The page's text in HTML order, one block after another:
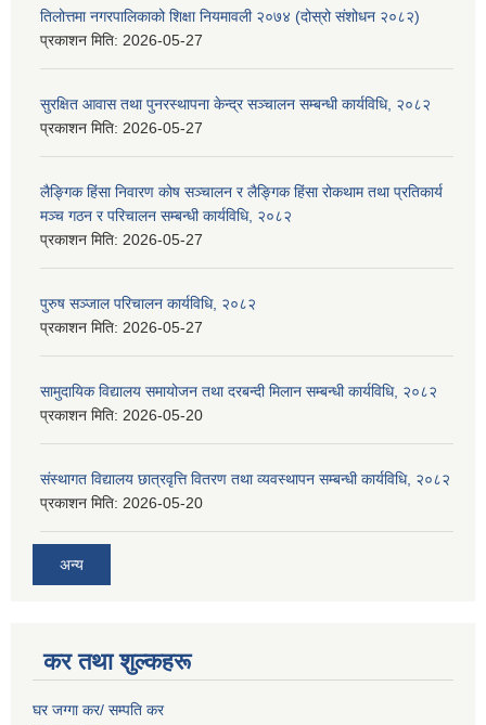
तिलोत्तमा नगरपालिकाको शिक्षा नियमावली २०७४ (दोस्रो संशोधन २०८२)
प्रकाशन मिति: 2026-05-27
सुरक्षित आवास तथा पुनरस्थापना केन्द्र सञ्चालन सम्बन्धी कार्यविधि, २०८२
प्रकाशन मिति: 2026-05-27
लैङ्गिक हिंसा निवारण कोष सञ्चालन र लैङ्गिक हिंसा रोकथाम तथा प्रतिकार्य
मञ्च गठन र परिचालन सम्बन्धी कार्यविधि, २०८२
प्रकाशन मिति: 2026-05-27
पुरुष सञ्जाल परिचालन कार्यविधि, २०८२
प्रकाशन मिति: 2026-05-27
सामुदायिक विद्यालय समायोजन तथा दरबन्दी मिलान सम्बन्धी कार्यविधि, २०८२
प्रकाशन मिति: 2026-05-20
संस्थागत विद्यालय छात्रवृत्ति वितरण तथा व्यवस्थापन सम्बन्धी कार्यविधि, २०८२
प्रकाशन मिति: 2026-05-20
अन्य
कर तथा शुल्कहरू
घर जग्गा कर/ सम्पति कर